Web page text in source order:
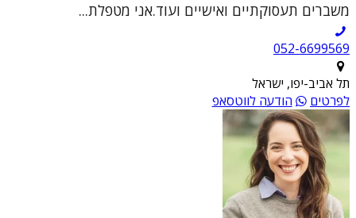
משברים תעסוקתיים ואישיים ועוד.אני מטפלת...
052-6699569
תל אביב-יפו, ישראל
לפרטים
הודעה לווטסאפ